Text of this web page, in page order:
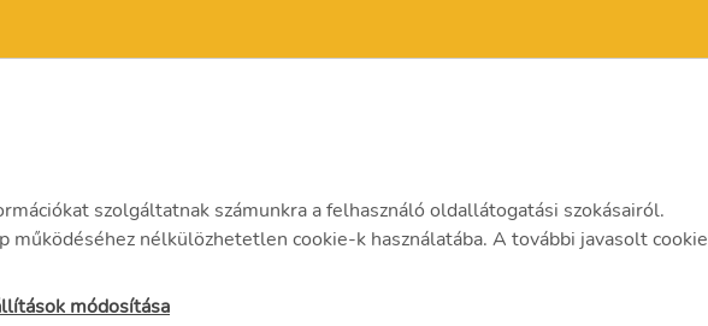
szolgáltatnak számunkra a felhasználó oldallátogatási szokásairól.
nélkülözhetetlen cookie-k használatába. A további javasolt cookie
módosítása